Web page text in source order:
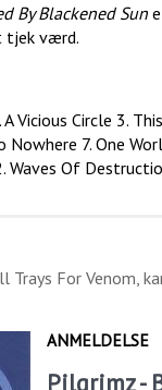
By Blackened Sun
tjek værd.
Vicious Circle 3.
Nowhere 7. One
Waves Of
Trays For Venom ,
ANMELDELSE
Pilgrimz -